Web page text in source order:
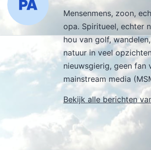
Mensenmens, zoon,
opa. Spiritueel, echter
hou van golf,
natuur in veel
nieuwsgierig, geen fan
mainstream media
Bekijk alle berichten